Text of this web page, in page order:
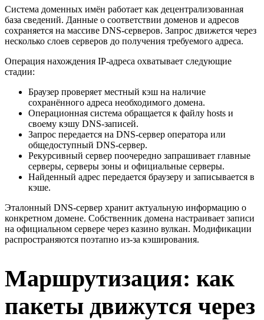
Система доменных имён работает как децентрализованная
база сведений. Данные о соответствии доменов и адресов
сохраняется на массиве DNS-серверов. Запрос движется через
несколько слоев серверов до получения требуемого адреса.
Операция нахождения IP-адреса охватывает следующие
стадии:
Браузер проверяет местный кэш на наличие
сохранённого адреса необходимого домена.
Операционная система обращается к файлу hosts и
своему кэшу DNS-записей.
Запрос передается на DNS-сервер оператора или
общедоступный DNS-сервер.
Рекурсивный сервер поочередно запрашивает главные
серверы, серверы зоны и официальные серверы.
Найденный адрес передается браузеру и записывается в
кэше.
Эталонный DNS-сервер хранит актуальную информацию о
конкретном домене. Собственник домена настраивает записи
на официальном сервере через казино вулкан. Модификации
распространяются поэтапно из-за кэширования.
Маршрутизация: как
пакеты движутся через